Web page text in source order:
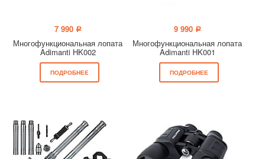
7 990 a
Многофункциональная лопата
Adimanti HK002
ПОДРОБНЕЕ
9 990 a
Многофункциональная лопата
Adimanti HK001
ПОДРОБНЕЕ